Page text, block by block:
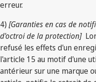
erreur.
4) [Garanties en cas de
d'octroi de la protection]
refusé les effets d'un
l'article 15 au motif d'une
antérieur sur une marque